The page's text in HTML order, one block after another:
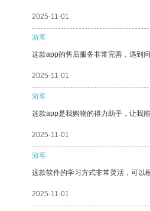
2025-11-01
游客
这款app的售后服务非常完善，遇到
2025-11-01
游客
这款app是我购物的得力助手，让我
2025-11-01
游客
这款软件的学习方式非常灵活，可以
2025-11-01